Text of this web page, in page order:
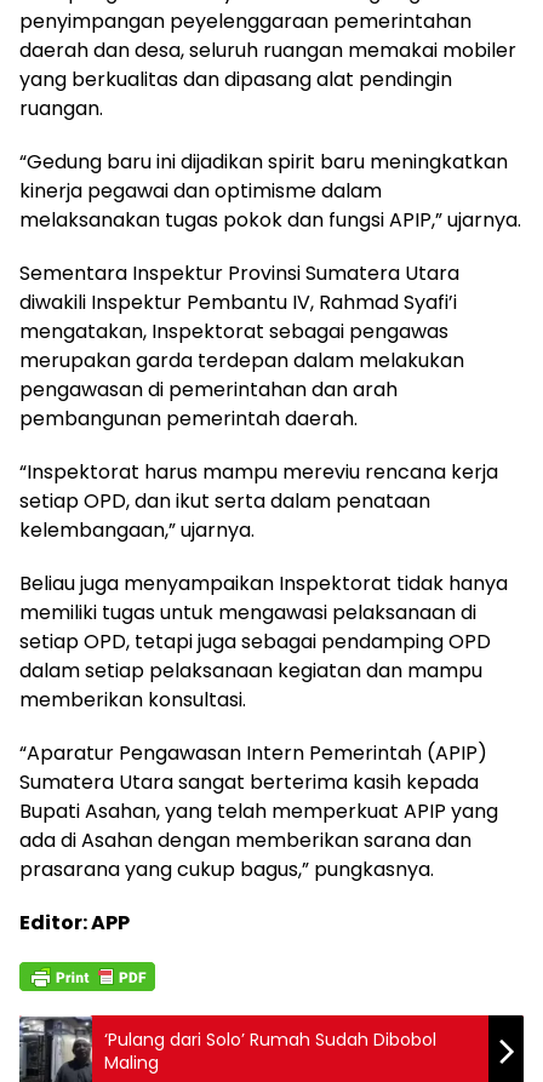
penyimpangan peyelenggaraan pemerintahan
daerah dan desa, seluruh ruangan memakai mobiler
yang berkualitas dan dipasang alat pendingin
ruangan.
“Gedung baru ini dijadikan spirit baru meningkatkan
kinerja pegawai dan optimisme dalam
melaksanakan tugas pokok dan fungsi APIP,” ujarnya.
Sementara Inspektur Provinsi Sumatera Utara
diwakili Inspektur Pembantu IV, Rahmad Syafi’i
mengatakan, Inspektorat sebagai pengawas
merupakan garda terdepan dalam melakukan
pengawasan di pemerintahan dan arah
pembangunan pemerintah daerah.
“Inspektorat harus mampu mereviu rencana kerja
setiap OPD, dan ikut serta dalam penataan
kelembangaan,” ujarnya.
Beliau juga menyampaikan Inspektorat tidak hanya
memiliki tugas untuk mengawasi pelaksanaan di
setiap OPD, tetapi juga sebagai pendamping OPD
dalam setiap pelaksanaan kegiatan dan mampu
memberikan konsultasi.
“Aparatur Pengawasan Intern Pemerintah (APIP)
Sumatera Utara sangat berterima kasih kepada
Bupati Asahan, yang telah memperkuat APIP yang
ada di Asahan dengan memberikan sarana dan
prasarana yang cukup bagus,” pungkasnya.
Editor: APP
‘Pulang dari Solo’ Rumah Sudah Dibobol
Maling